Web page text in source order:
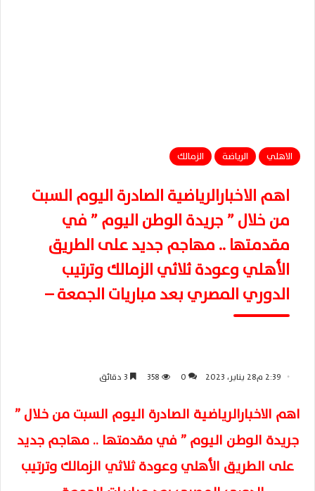
الاهلي الرياضة الزمالك
اهم الاخبارالرياضية الصادرة اليوم السبت
من خلال ” جريدة الوطن اليوم ” في
مقدمتها .. مهاجم جديد على الطريق
الأهلي وعودة ثلاثي الزمالك وترتيب
الدوري المصري بعد مباريات الجمعة –
2:39 م28 يناير، 2023 0
358
اهم الاخبارالرياضية الصادرة اليوم السبت من خلال ”
جريدة الوطن اليوم ” في مقدمتها .. مهاجم جديد
على الطريق الأهلي وعودة ثلاثي الزمالكوترتيب